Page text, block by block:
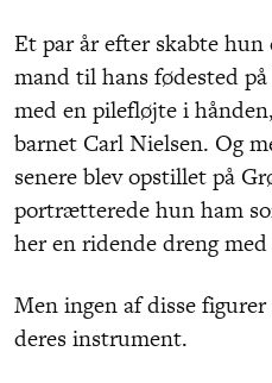
Et par år efter skabte
mand til hans fødested
med en pilefløjte i
barnet Carl Nielsen. Og
senere blev opstillet på
portrætterede hun ham
her en ridende dreng
Men ingen af disse
deres instrument.